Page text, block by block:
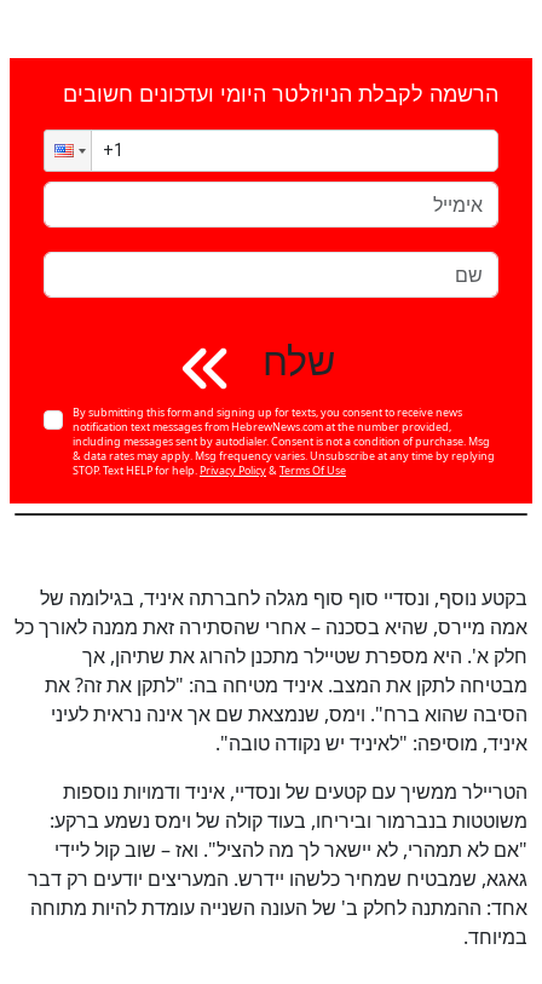
הרשמה לקבלת הניוזלטר היומי ועדכונים חשובים
שלח
By submitting this form and signing up for texts, you consent to receive news
notification text messages from HebrewNews.com at the number provided,
including messages sent by autodialer. Consent is not a condition of purchase. Msg
& data rates may apply. Msg frequency varies. Unsubscribe at any time by replying
STOP. Text HELP for help. Privacy Policy& Terms Of Use
בקטע נוסף, ונסדיי סוף סוף מגלה לחברתה איניד, בגילומה של
אמה מיירס, שהיא בסכנה – אחרי שהסתירה זאת ממנה לאורך כל
חלק א'. היא מספרת שטיילר מתכנן להרוג את שתיהן, אך
מבטיחה לתקן את המצב. איניד מטיחה בה: "לתקן את זה? את
הסיבה שהוא ברח". וימס, שנמצאת שם אך אינה נראית לעיני
איניד, מוסיפה: "לאיניד יש נקודה טובה".
הטריילר ממשיך עם קטעים של ונסדיי, איניד ודמויות נוספות
משוטטות בנברמור וביריחו, בעוד קולה של וימס נשמע ברקע:
"אם לא תמהרי, לא יישאר לך מה להציל". ואז – שוב קול ליידי
גאגא, שמבטיח שמחיר כלשהו יידרש. המעריצים יודעים רק דבר
אחד: ההמתנה לחלק ב' של העונה השנייה עומדת להיות מתוחה
במיוחד.
100%כן